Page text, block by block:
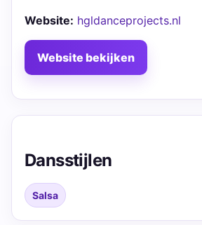
Website: hgldanceprojects.nl
Website bekijken
Dansstijlen
Salsa